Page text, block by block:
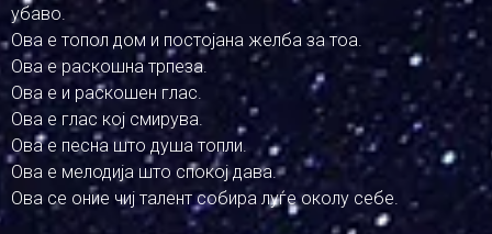
убаво.
Ова е топол дом и постојана желба за тоа.
Ова е раскошна трпеза.
Ова е и раскошен глас.
Ова е глас кој смирува.
Ова е песна што душа топли.
Ова е мелодија што спокој дава.
Ова се оние чиј талент собира луѓе околу себе.